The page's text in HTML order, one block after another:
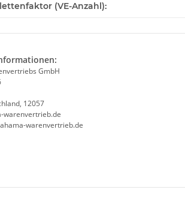
(VE-Anzahl):
GmbH
12057
amahab@ofni
warenvertrieb.de